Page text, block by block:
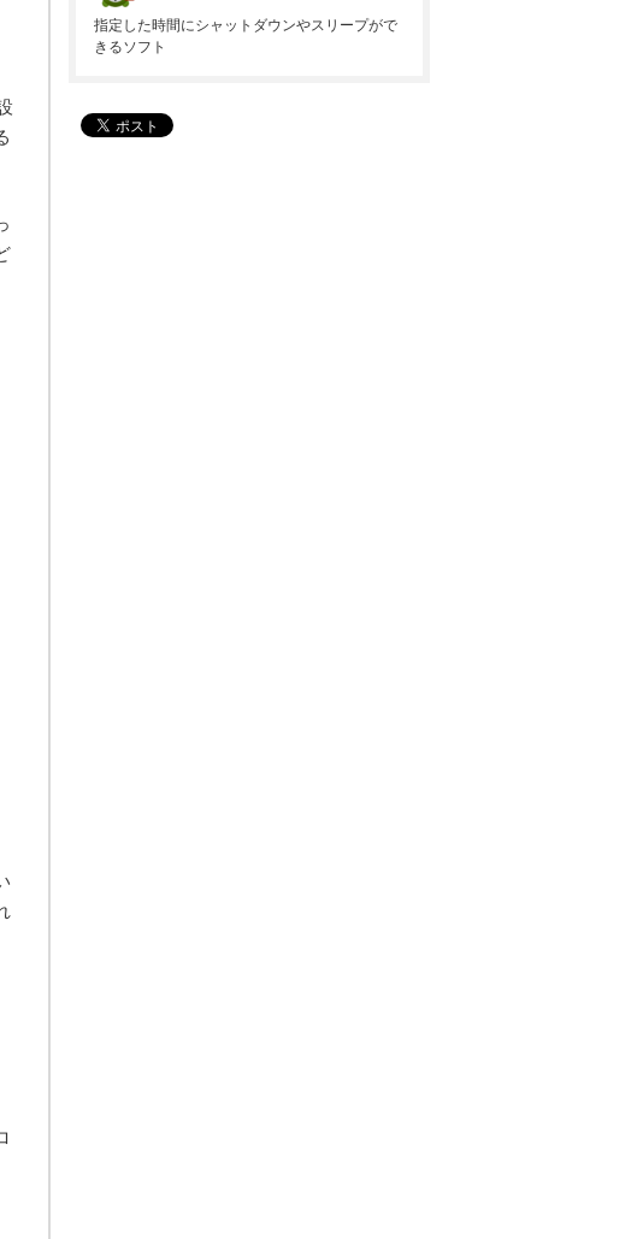
指定した時間にシャットダウンやスリープがで
きるソフト